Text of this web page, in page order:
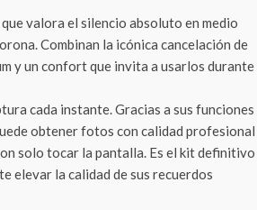
que valora el silencio absoluto en medio
Combinan la icónica cancelación de
y un confort que invita a usarlos durante
cada instante. Gracias a sus funciones
obtener fotos con calidad profesional
solo tocar la pantalla. Es el kit definitivo
elevar la calidad de sus recuerdos